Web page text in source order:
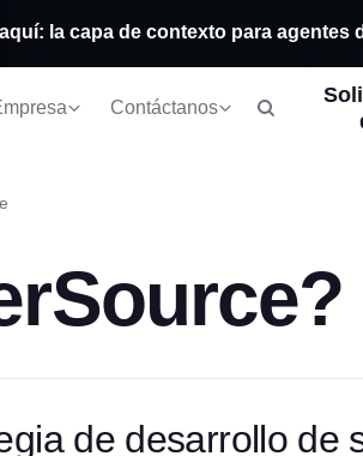
Contáctanos
la capa de contexto para agentes
de desarrollo de